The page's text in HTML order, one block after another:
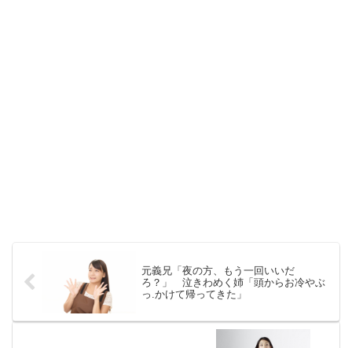
元義兄「夜の方、もう一回いいだ
ろ？」 泣きわめく姉「頭からお冷やぶ
っ.かけて帰ってきた」